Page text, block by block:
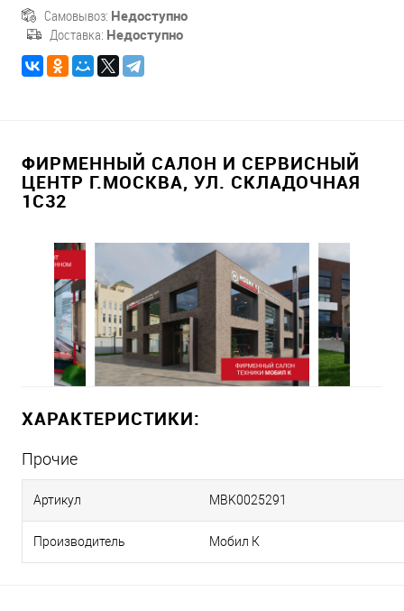
Самовывоз: Недоступно
Доставка: Недоступно
ФИРМЕННЫЙ САЛОН И СЕРВИСНЫЙ
ЦЕНТР Г.МОСКВА, УЛ. СКЛАДОЧНАЯ
1С32
ХАРАКТЕРИСТИКИ:
Прочие
Артикул MBK0025291
Производитель Мобил К